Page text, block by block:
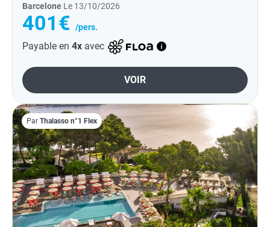
Barcelone Le 13/10/2026
401€ /pers.
Payable en 4x avec
VOIR
Par Thalasso n°1 Flex